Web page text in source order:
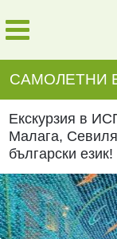
САМОЛЕТНИ
Екскурзия в
Малага,
български език!